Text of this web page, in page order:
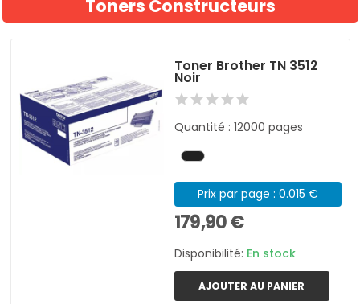
Toners Constructeurs
Toner Brother TN 3512
Noir
Quantité : 12000 pages
Prix par page : 0.015 €
179,90 €
Disponibilité: En stock
AJOUTER AU PANIER